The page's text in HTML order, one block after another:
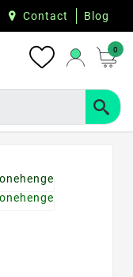
Contact Blog
0